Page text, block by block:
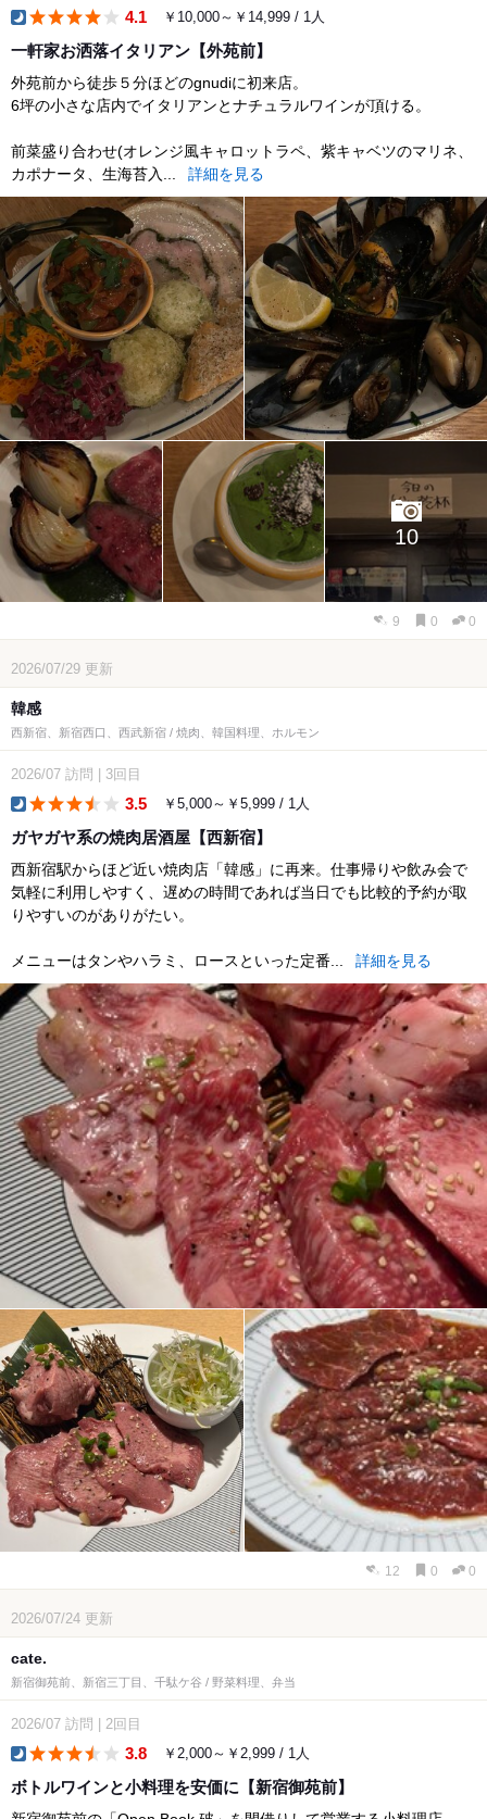
4.1 ￥10,000～￥14,999 / 1人
一軒家お洒落イタリアン【外苑前】
外苑前から徒歩５分ほどのgnudiに初来店。
6坪の小さな店内でイタリアンとナチュラルワインが頂ける。
前菜盛り合わせ(オレンジ風キャロットラペ、紫キャベツのマリネ、
カポナータ、生海苔入...
詳細を見る
10
9 0 0
2026/07/29 更新
韓感
西新宿、新宿西口、西武新宿 / 焼肉、韓国料理、ホルモン
2026/07 訪問 3回目
3.5 ￥5,000～￥5,999 / 1人
ガヤガヤ系の焼肉居酒屋【西新宿】
西新宿駅からほど近い焼肉店「韓感」に再来。仕事帰りや飲み会で
気軽に利用しやすく、遅めの時間であれば当日でも比較的予約が取
りやすいのがありがたい。
メニューはタンやハラミ、ロースといった定番... 詳細を見る
12 0 0
2026/07/24 更新
cate.
新宿御苑前、新宿三丁目、千駄ケ谷 / 野菜料理、弁当
2026/07 訪問 2回目
3.8 ￥2,000～￥2,999 / 1人
ボトルワインと小料理を安価に【新宿御苑前】